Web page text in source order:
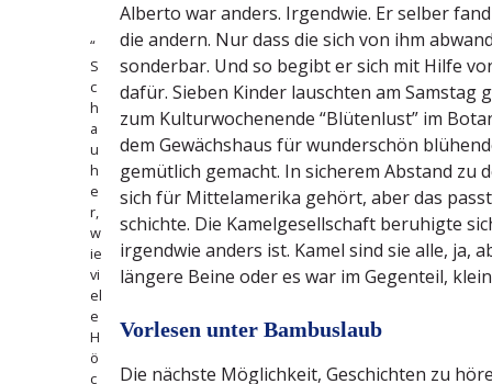
“
S
c
h
a
u
h
e
r,
w
ie
vi
el
e
H
ö
c
Alberto war anders. Irgendwie. Er selber
die andern. Nur dass die sich von ihm
sonderbar. Und so begibt er sich mit Hilfe
dafür. Sieben Kinder lauschten am Samstag
zum Kultur­wo­chenende “Blütenlust” im
dem Gewächshaus für wunder­schön
gemütlich gemacht. In sicherem Abstand zu
sich für Mittel­amerika gehört, aber das
schichte. Die Kamel­ge­sell­schaft beruhigte
irgendwie anders ist. Kamel sind sie alle, ja,
längere Beine oder es war im Gegenteil,
Vorlesen unter Bambuslaub
Die nächste Möglichkeit, Geschichten zu